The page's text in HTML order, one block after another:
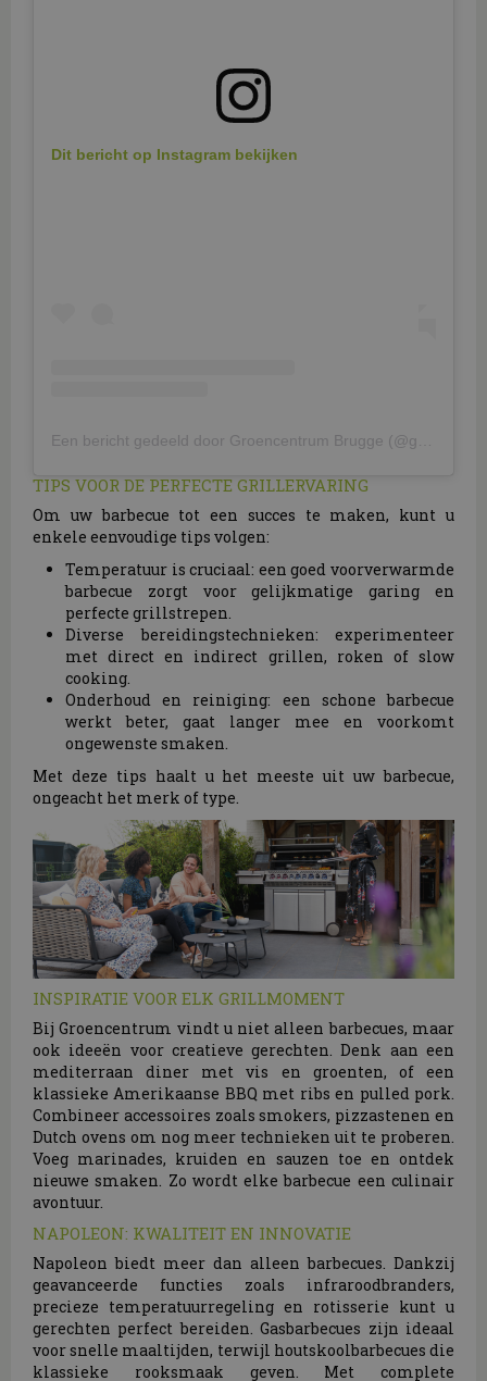
Dit bericht op Instagram bekijken
TIPS VOOR DE PERFECTE GRILLERVARING
Om uw barbecue tot een succes te maken, kunt u
enkele eenvoudige tips volgen:
Temperatuur is cruciaal: een goed voorverwarmde
barbecue zorgt voor gelijkmatige garing en
perfecte grillstrepen.
Diverse bereidingstechnieken: experimenteer
met direct en indirect grillen, roken of slow
cooking.
Onderhoud en reiniging: een schone barbecue
werkt beter, gaat langer mee en voorkomt
ongewenste smaken.
Met deze tips haalt u het meeste uit uw barbecue,
ongeacht het merk of type.
INSPIRATIE VOOR ELK GRILLMOMENT
Bij Groencentrum vindt u niet alleen barbecues, maar
ook ideeën voor creatieve gerechten. Denk aan een
mediterraan diner met vis en groenten, of een
klassieke Amerikaanse BBQ met ribs en pulled pork.
Combineer accessoires zoals smokers, pizzastenen en
Dutch ovens om nog meer technieken uit te proberen.
Voeg marinades, kruiden en sauzen toe en ontdek
nieuwe smaken. Zo wordt elke barbecue een culinair
avontuur.
NAPOLEON: KWALITEIT EN INNOVATIE
Napoleon biedt meer dan alleen barbecues. Dankzij
geavanceerde functies zoals infraroodbranders,
precieze temperatuurregeling en rotisserie kunt u
gerechten perfect bereiden. Gasbarbecues zijn ideaal
voor snelle maaltijden, terwijl houtskoolbarbecues die
klassieke rooksmaak geven. Met complete